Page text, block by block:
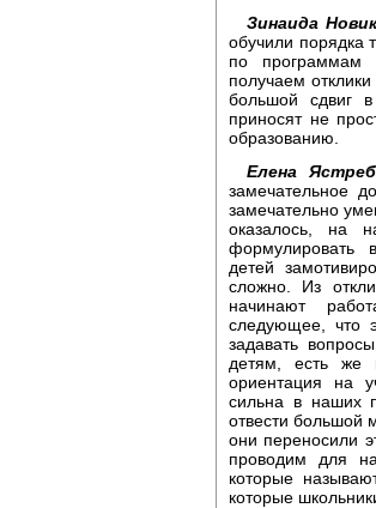
Зинаида
обучили порядка
по программам
получаем
большой сдвиг
приносят не
образованию.
Елена
замечательное
замечательно
оказалось, на
формулировать
детей
сложно. Из
начинают
следующее, что
задавать
детям, есть же
ориентация на
сильна в наших
отвести большой
они переносили
проводим для
которые
которые